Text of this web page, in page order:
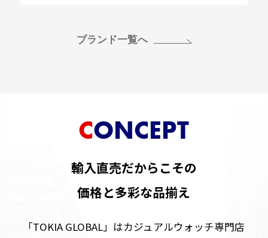
ブランド一覧へ
CONCEPT
輸入直売だからこその
価格と多彩な品揃え
「TOKIA GLOBAL」はカジュアルウォッチ専門店